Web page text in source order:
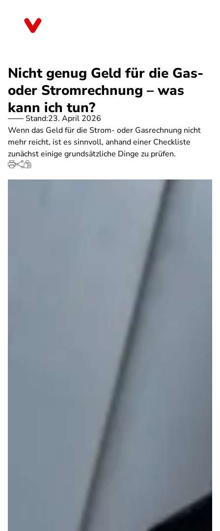
Nicht genug Geld für die Gas-
oder Stromrechnung – was
kann ich tun?
Stand:23. April 2026
Wenn das Geld für die Strom- oder Gasrechnung nicht
mehr reicht, ist es sinnvoll, anhand einer Checkliste
zunächst einige grundsätzliche Dinge zu prüfen.